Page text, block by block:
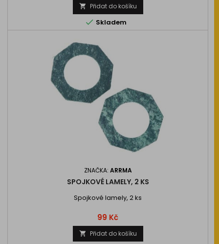
 Přidat do košíku
 Skladem
ZNAČKA: ARRMA
SPOJKOVÉ LAMELY, 2 KS
Spojkové lamely, 2 ks
Cena
99 Kč
 Přidat do košíku